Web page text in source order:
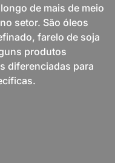
de mais de meio
setor. São óleos
farelo de soja
produtos
diferenciadas para